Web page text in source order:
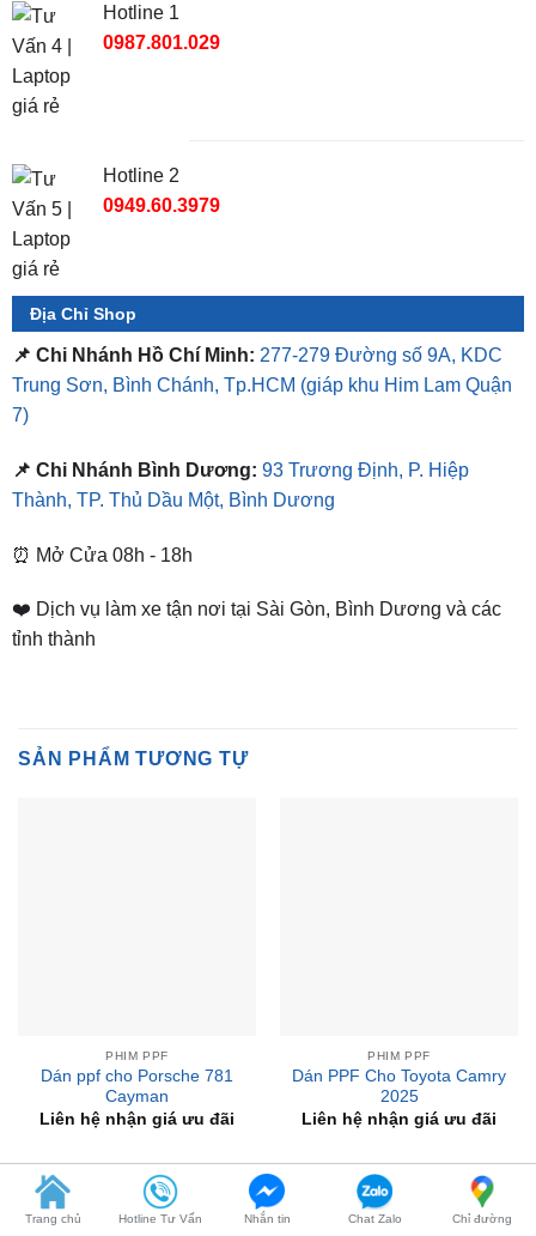
Hotline 1
0987.801.029
Hotline 2
0949.60.3979
Địa Chỉ Shop
📌 Chi Nhánh Hồ Chí Minh: 277-279 Đường số 9A, KDC
Trung Sơn, Bình Chánh, Tp.HCM (giáp khu Him Lam Quận
7)
📌 Chi Nhánh Bình Dương: 93 Trương Định, P. Hiệp
Thành, TP. Thủ Dầu Một, Bình Dương
⏰ Mở Cửa 08h - 18h
❤️ Dịch vụ làm xe tận nơi tại Sài Gòn, Bình Dương và các
tỉnh thành
SẢN PHẨM TƯƠNG TỰ
PHIM PPF
Dán ppf cho Porsche 781
Cayman
Liên hệ nhận giá ưu đãi
PHIM PPF
Dán PPF Cho Toyota Camry
2025
Liên hệ nhận giá ưu đãi
Trang chủ Hotline Tư Vấn Nhắn tin Chat Zalo Chỉ đường